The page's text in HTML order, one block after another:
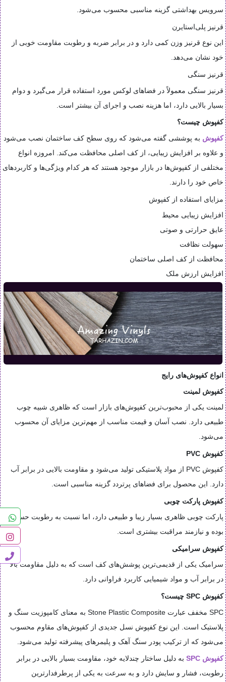
سرویس بهداشتی گزینه مناسبی محسوب می‌شود.
قرنیز پلی‌استایرن
این نوع قرنیز وزن کمی دارد و در برابر ضربه و رطوبت مقاومت خوبی از
خود نشان می‌دهد.
قرنیز سنگی
قرنیز سنگی معمولاً در فضاهای لوکس مورد استفاده قرار می‌گیرد و دوام
بسیار بالایی دارد، اما هزینه نصب و اجرای آن بیشتر است.
کفپوش چیست؟
کفپوش به پوششی گفته می‌شود که روی سطح کف ساختمان نصب می‌شود
و علاوه بر افزایش زیبایی، از کف اصلی محافظت می‌کند. امروزه انواع
مختلفی از کفپوش‌ها در بازار موجود هستند که هر کدام ویژگی‌ها و کاربردهای
خاص خود را دارند.
مزایای استفاده از کفپوش
افزایش زیبایی محیط
عایق حرارتی و صوتی
سهولت نظافت
محافظت از کف اصلی ساختمان
افزایش ارزش ملک
انواع کفپوش‌های رایج
کفپوش لمینت
لمینت یکی از محبوب‌ترین کفپوش‌های بازار است که ظاهری شبیه چوب
طبیعی دارد. نصب آسان و قیمت مناسب از مهم‌ترین مزایای آن محسوب
می‌شود.
کفپوش PVC
کفپوش PVC از مواد پلاستیکی تولید می‌شود و مقاومت بالایی در برابر آب
دارد. این محصول برای فضاهای پرتردد گزینه مناسبی است.
کفپوش پارکت چوبی
پارکت چوبی ظاهری بسیار زیبا و طبیعی دارد، اما نسبت به رطوبت حساس
بوده و نیازمند مراقبت بیشتری است.
کفپوش سرامیکی
سرامیک یکی از قدیمی‌ترین پوشش‌های کف است که به دلیل مقاومت بالا
در برابر آب و مواد شیمیایی کاربرد فراوانی دارد.
کفپوش SPC چیست؟
SPC مخفف عبارت Stone Plastic Composite به معنای کامپوزیت سنگ و
پلاستیک است. این نوع کفپوش نسل جدیدی از کفپوش‌های مقاوم محسوب
می‌شود که از ترکیب پودر سنگ آهک و پلیمرهای پیشرفته تولید می‌شود.
کفپوش SPC
به دلیل ساختار چندلایه خود، مقاومت بسیار بالایی در برابر
رطوبت، فشار و سایش دارد و به سرعت به یکی از پرطرفدارترین